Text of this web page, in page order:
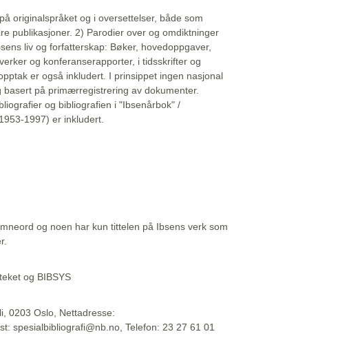
originalspråket og i oversettelser, både som
publikasjoner. 2) Parodier over og omdiktninger
liv og forfatterskap: Bøker, hovedoppgaver,
og konferanserapporter, i tidsskrifter og
er også inkludert. I prinsippet ingen nasjonal
på primærregistrering av dokumenter.
og bibliografien i "Ibsenårbok" /
1997) er inkludert.
og noen har kun tittelen på Ibsens verk som
og BIBSYS
0203 Oslo, Nettadresse:
spesialbibliografi@nb.no, Telefon: 23 27 61 01